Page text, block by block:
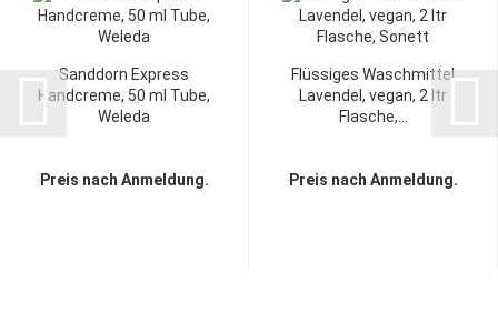
Sanddorn Express
Handcreme, 50 ml Tube,
Weleda
Preis nach Anmeldung.
Flüssiges Waschmittel
Lavendel, vegan, 2 ltr
Flasche,...
Preis nach Anmeldung.